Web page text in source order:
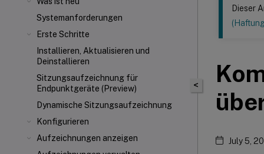
Systemanforderungen
Erste Schritte
Installieren, Aktualisieren und
Deinstallieren
Sitzungsaufzeichnung für
Endpunktgeräte (Preview)
Dynamische Sitzungsaufzeichnung
Konfigurieren
Aufzeichnungen anzeigen
<
Dieser
July 5,